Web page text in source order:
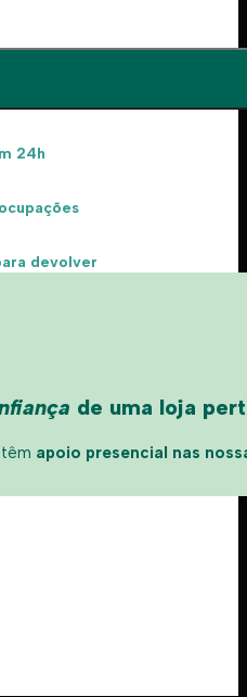
24h
devolver
de uma loja
apoio presencial nas